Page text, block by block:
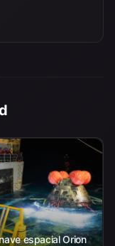
espacial Orion